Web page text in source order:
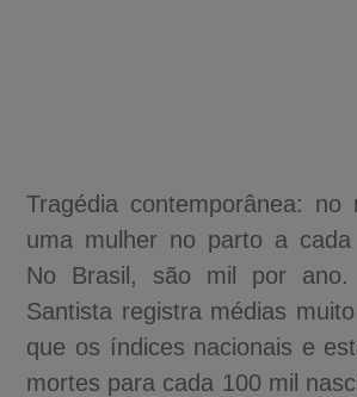
Tragédia contemporânea: no
uma mulher no parto a cada
No Brasil, são mil por
Santista registra médias
que os índices nacionais e
mortes para cada 100 mil